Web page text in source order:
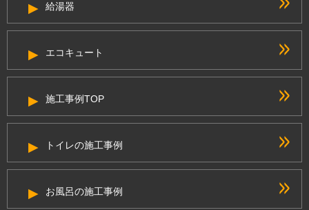
給湯器
エコキュート
施工事例TOP
トイレの施工事例
お風呂の施工事例